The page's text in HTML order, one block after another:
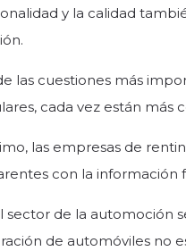
y la calidad
las cuestiones más
cada vez están más
las empresas de
con la información
sector de la automoción
de automóviles no